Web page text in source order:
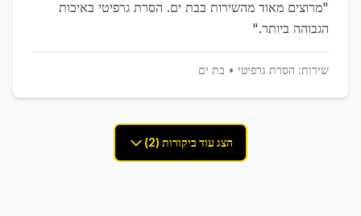
"מרוצים מאוד מהשירות בבת ים. הסרת גרפיטי באיכות
הגבוהה ביותר."
שירות: הסרת גרפיטי • בת ים
הצג עוד ביקורות (2)